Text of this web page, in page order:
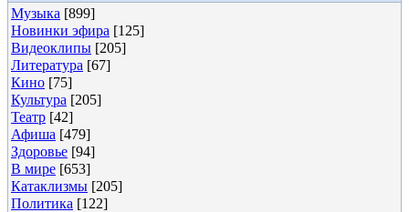
Музыка [899]
Новинки эфира [125]
Видеоклипы [205]
Литература [67]
Кино [75]
Культура [205]
Театр [42]
Афиша [479]
Здоровье [94]
В мире [653]
Катаклизмы [205]
Политика [122]